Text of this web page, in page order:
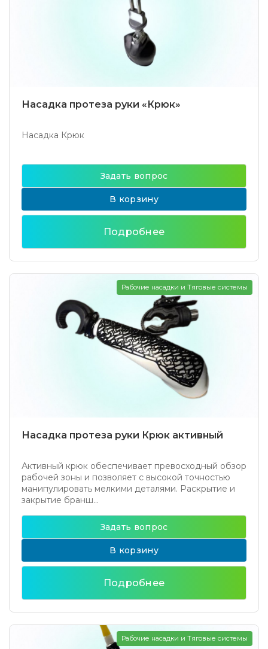
Насадка протеза руки «Крюк»
Насадка Крюк
Задать вопрос
В корзину
Подробнее
Насадка протеза руки Крюк активный
Активный крюк обеспечивает превосходный обзор
рабочей зоны и позволяет с высокой точностью
манипулировать мелкими деталями. Раскрытие и
закрытие бранш...
Рабочие насадки и Тяговые системы
Задать вопрос
В корзину
Подробнее
Рабочие насадки и Тяговые системы